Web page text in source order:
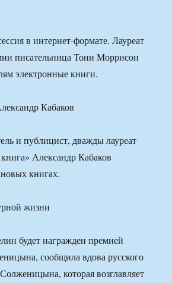
в интернет-формате. Лауреат
писательница Тони Моррисон
электронные книги.
и публицист, дважды лауреат
Александр Кабаков
новых книгах.
жизни
будет награжден премией
сообщила вдова русского
которая возглавляет